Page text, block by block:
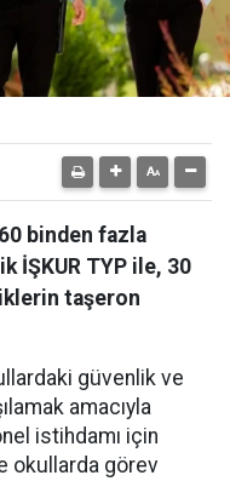
binden fazla
İŞKUR TYP ile, 30
taşeron
güvenlik ve
amacıyla
istihdamı için
okullarda görev